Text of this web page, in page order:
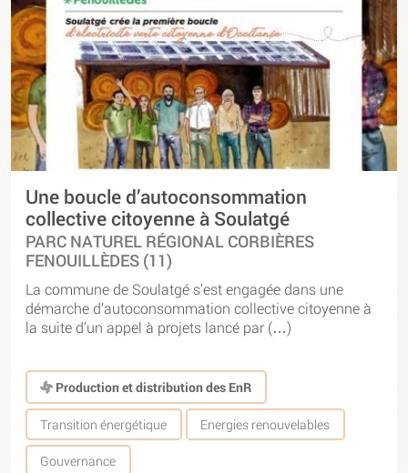
Une boucle d’autoconsommation
collective citoyenne à Soulatgé
PARC NATUREL RÉGIONAL CORBIÈRES
FENOUILLÈDES (11)
La commune de Soulatgé s’est engagée dans une
démarche d’autoconsommation collective citoyenne à
la suite d’un appel à projets lancé par (…)
Production et distribution des EnR
Transition énergétique Energies renouvelables
Gouvernance